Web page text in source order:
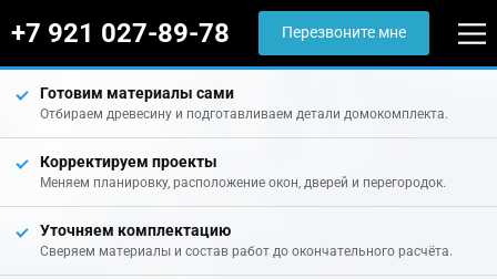
+7 921 027-89-78 Перезвоните мне
Готовим материалы сами
Отбираем древесину и подготавливаем детали домокомплекта.
Корректируем проекты
Меняем планировку, расположение окон, дверей и перегородок.
Уточняем комплектацию
Сверяем материалы и состав работ до окончательного расчёта.